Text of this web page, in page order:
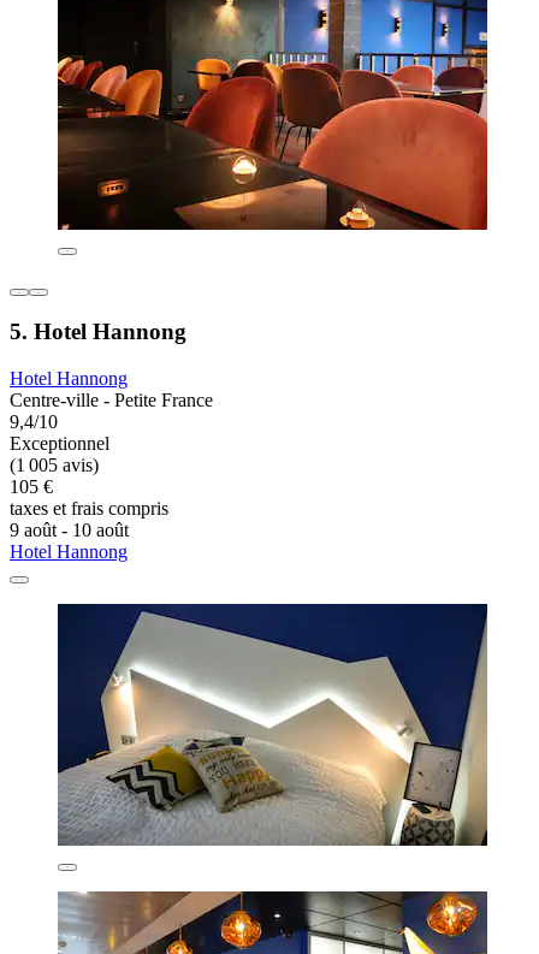
5. Hotel Hannong
Hotel Hannong
Centre-ville - Petite France
9,4/10
Exceptionnel
(1 005 avis)
105 €
taxes et frais compris
9 août - 10 août
Hotel Hannong